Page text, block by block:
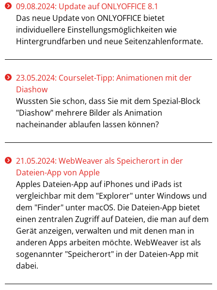
09.08.2024: Update auf ONLYOFFICE 8.1
Das neue Update von ONLYOFFICE bietet
individuellere Einstellungsmöglichkeiten wie
Hintergrundfarben und neue Seitenzahlenformate.
23.05.2024: Courselet-Tipp: Animationen mit der
Diashow
Wussten Sie schon, dass Sie mit dem Spezial-Block
"Diashow" mehrere Bilder als Animation
nacheinander ablaufen lassen können?
21.05.2024: WebWeaver als Speicherort in der
Dateien-App von Apple
Apples Dateien-App auf iPhones und iPads ist
vergleichbar mit dem "Explorer" unter Windows und
dem "Finder" unter macOS. Die Dateien-App bietet
einen zentralen Zugriff auf Dateien, die man auf dem
Gerät anzeigen, verwalten und mit denen man in
anderen Apps arbeiten möchte. WebWeaver ist als
sogenannter "Speicherort" in der Dateien-App mit
dabei.